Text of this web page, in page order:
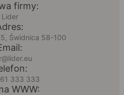
firmy:
Lider
Świdnica 58-100
333 333
WWW: